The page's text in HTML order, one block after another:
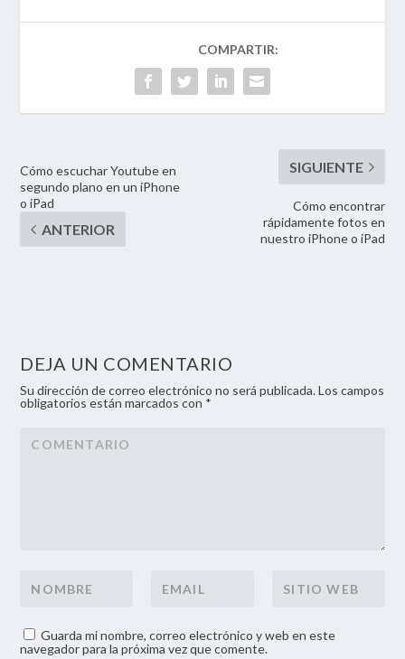
Cómo escuchar Youtube en
segundo plano en un iPhone
o iPad
Cómo encontrar
rápidamente fotos en
nuestro iPhone o iPad
DEJA UN COMENTARIO
Su dirección de correo electrónico no será publicada. Los campos
obligatorios están marcados con *
Guarda mi nombre, correo electrónico y web en este
navegador para la próxima vez que comente.